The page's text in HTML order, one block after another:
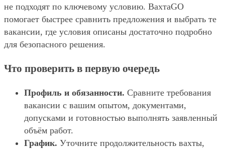
не подходят по ключевому условию. ВахтаGO
помогает быстрее сравнить предложения и выбрать те
вакансии, где условия описаны достаточно подробно
для безопасного решения.
Что проверить в первую очередь
Профиль и обязанности. Сравните требования
вакансии с вашим опытом, документами,
допусками и готовностью выполнять заявленный
объём работ.
График. Уточните продолжительность вахты,